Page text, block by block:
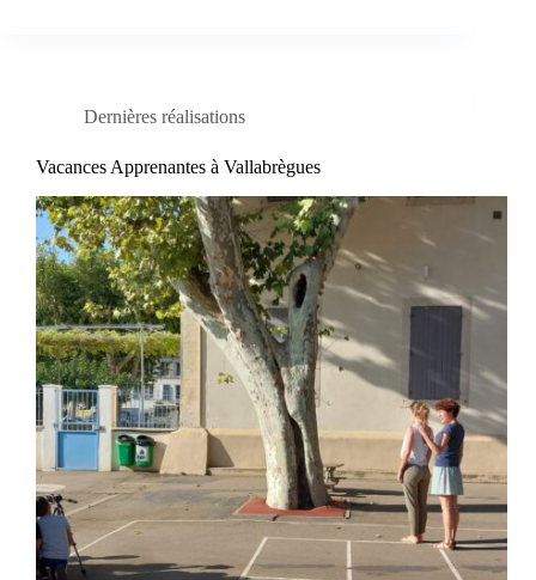
Dernières réalisations
Vacances Apprenantes à Vallabrègues